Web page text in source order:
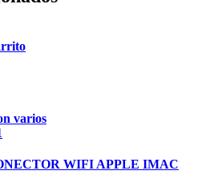
varios
WIFI APPLE IMAC